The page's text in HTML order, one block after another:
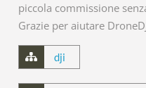
piccola commissione
Grazie per aiutare
dji